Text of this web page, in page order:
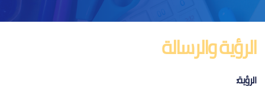
الرؤية والرسالة
الرؤية: